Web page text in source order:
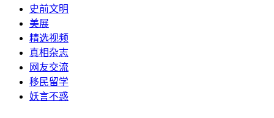
史前文明
美展
精选视频
真相杂志
网友交流
移民留学
妖言不惑